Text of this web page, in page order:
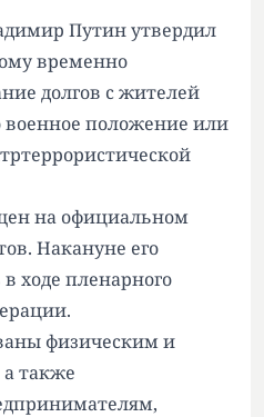
Путин утвердил
временно
долгов с жителей
военное положение или
на официальном
Накануне его
в ходе пленарного
физическим и
также